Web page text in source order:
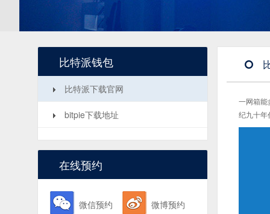
比特派钱包
比特派下载官网
bitpie下载地址
在线预约
微信预约 微博预约
一网箱能
纪九十年